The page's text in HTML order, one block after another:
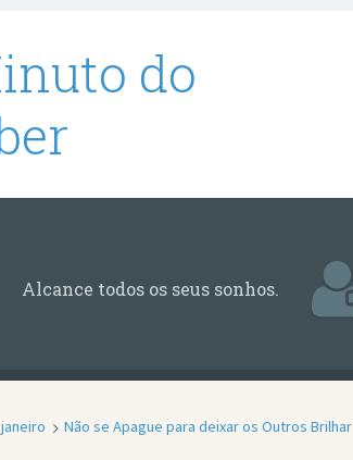
Alcance todos os seus sonhos.
janeiro Não se Apague para deixar os Outros Brilhar